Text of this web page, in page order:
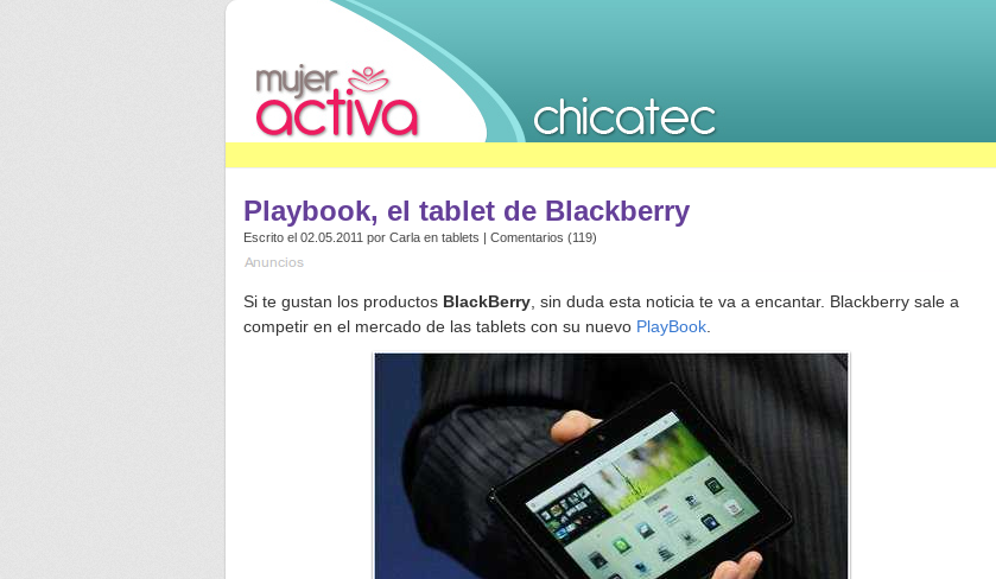
Playbook, el tablet de Blackberry
Escrito el 02.05.2011 por Carlaen tablets | Comentarios (119)
Si te gustan los productos BlackBerry, sin duda esta noticia te va a encantar. Blackberry sale a
competir en el mercado de las tablets con su nuevo PlayBook.